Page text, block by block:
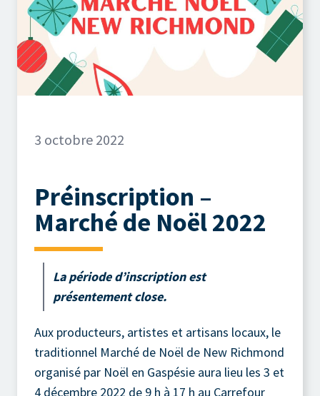
3 octobre 2022
Préinscription –
Marché de Noël 2022
La période d’inscription est
présentement close.
Aux producteurs, artistes et artisans locaux, le
traditionnel Marché de Noël de New Richmond
organisé par Noël en Gaspésie aura lieu les 3 et
4 décembre 2022 de 9 h à 17 h au Carrefour